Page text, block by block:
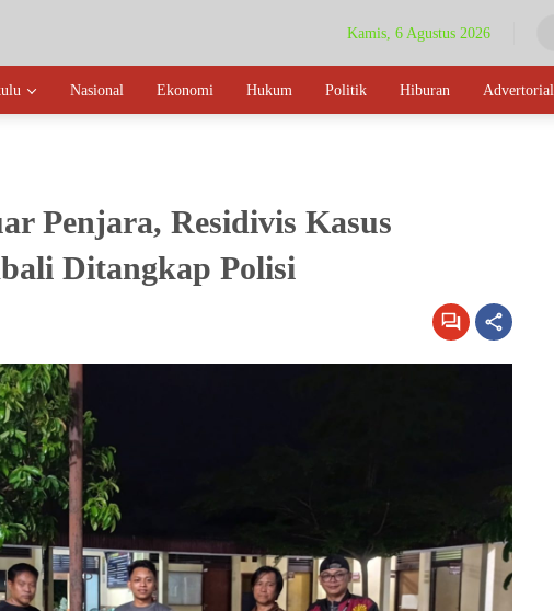
Kamis, 6 Agustus 2026
Nasional Ekonomi Hukum Politik Hiburan Advertorial
Penjara, Residivis Kasus
Ditangkap Polisi